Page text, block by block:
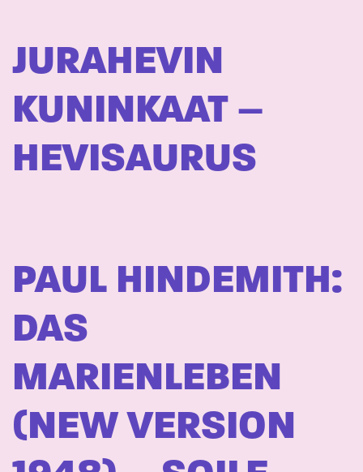
JURAHEVIN
KUNINKAAT –
HEVISAURUS
PAUL HINDEMITH:
DAS
MARIENLEBEN
(NEW VERSION